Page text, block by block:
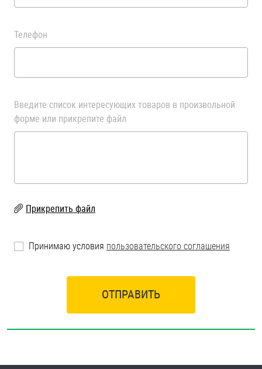
Телефон
Введите список интересующих товаров в произвольной
форме или прикрепите файл
Прикрепить файл
Принимаю условия пользовательского соглашения
ОТПРАВИТЬ